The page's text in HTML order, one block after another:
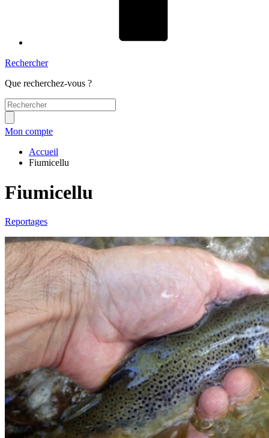
Rechercher
Que recherchez-vous ?
Mon compte
Accueil
Fiumicellu
Fiumicellu
Reportages